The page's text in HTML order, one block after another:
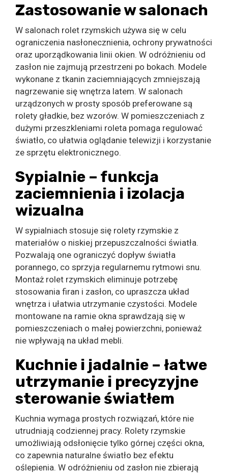
Zastosowanie w salonach
W salonach rolet rzymskich używa się w celu
ograniczenia nasłonecznienia, ochrony prywatności
oraz uporządkowania linii okien. W odróżnieniu od
zasłon nie zajmują przestrzeni po bokach. Modele
wykonane z tkanin zaciemniających zmniejszają
nagrzewanie się wnętrza latem. W salonach
urządzonych w prosty sposób preferowane są
rolety gładkie, bez wzorów. W pomieszczeniach z
dużymi przeszkleniami roleta pomaga regulować
światło, co ułatwia oglądanie telewizji i korzystanie
ze sprzętu elektronicznego.
Sypialnie – funkcja
zaciemnienia i izolacja
wizualna
W sypialniach stosuje się rolety rzymskie z
materiałów o niskiej przepuszczalności światła.
Pozwalają one ograniczyć dopływ światła
porannego, co sprzyja regularnemu rytmowi snu.
Montaż rolet rzymskich eliminuje potrzebę
stosowania firan i zasłon, co upraszcza układ
wnętrza i ułatwia utrzymanie czystości. Modele
montowane na ramie okna sprawdzają się w
pomieszczeniach o małej powierzchni, ponieważ
nie wpływają na układ mebli.
Kuchnie i jadalnie – łatwe
utrzymanie i precyzyjne
sterowanie światłem
Kuchnia wymaga prostych rozwiązań, które nie
utrudniają codziennej pracy. Rolety rzymskie
umożliwiają odsłonięcie tylko górnej części okna,
co zapewnia naturalne światło bez efektu
oślepienia. W odróżnieniu od zasłon nie zbierają